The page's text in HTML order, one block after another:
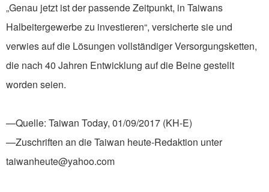
„Genau jetzt ist der passende Zeitpunkt, in Taiwans
Halbeitergewerbe zu investieren“, versicherte sie und
verwies auf die Lösungen vollständiger Versorgungsketten,
die nach 40 Jahren Entwicklung auf die Beine gestellt
worden seien.
—Quelle: Taiwan Today, 01/09/2017 (KH-E)
—Zuschriften an die Taiwan heute-Redaktion unter
taiwanheute@yahoo.com